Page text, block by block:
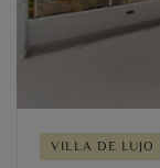
VILLA DE LUJO